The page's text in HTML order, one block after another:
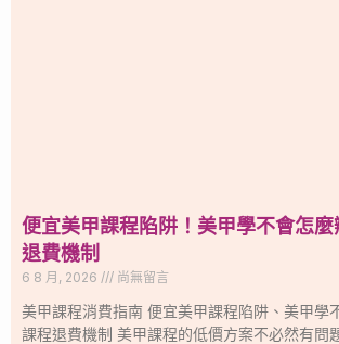
便宜美甲課程陷阱！美甲學不會怎
退費機制
6 8 月, 2026 尚無留言
美甲課程消費指南 便宜美甲課程陷阱、美甲學
課程退費機制 美甲課程的低價方案不必然有問